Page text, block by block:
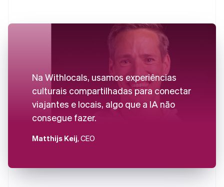
Na Withlocals, usamos experiências
culturais compartilhadas para conectar
viajantes e locais, algo que a IA não
consegue fazer.
Matthijs Keij, CEO